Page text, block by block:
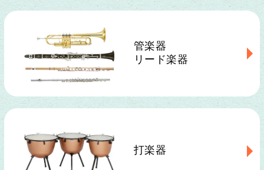
管楽器
リード楽器
打楽器